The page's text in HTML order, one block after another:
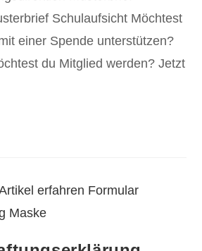
Schulaufsicht Möchtest
einer Spende unterstützen?
du Mitglied werden? Jetzt